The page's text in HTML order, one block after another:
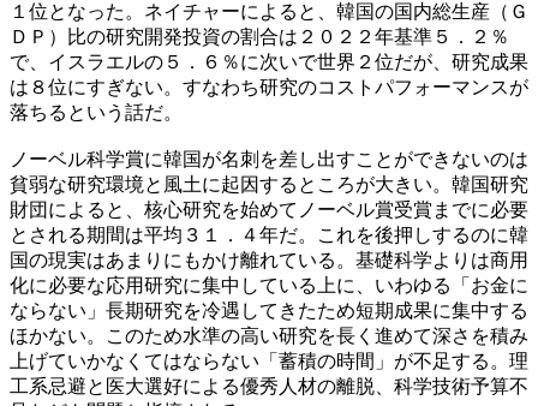
１位となった。ネイチャーによると、韓国の国内総生産（Ｇ
ＤＰ）比の研究開発投資の割合は２０２２年基準５．２％
で、イスラエルの５．６％に次いで世界２位だが、研究成果
は８位にすぎない。すなわち研究のコストパフォーマンスが
落ちるという話だ。
ノーベル科学賞に韓国が名刺を差し出すことができないのは
貧弱な研究環境と風土に起因するところが大きい。韓国研究
財団によると、核心研究を始めてノーベル賞受賞までに必要
とされる期間は平均３１．４年だ。これを後押しするのに韓
国の現実はあまりにもかけ離れている。基礎科学よりは商用
化に必要な応用研究に集中している上に、いわゆる「お金に
ならない」長期研究を冷遇してきたため短期成果に集中する
ほかない。このため水準の高い研究を長く進めて深さを積み
上げていかなくてはならない「蓄積の時間」が不足する。理
工系忌避と医大選好による優秀人材の離脱、科学技術予算不